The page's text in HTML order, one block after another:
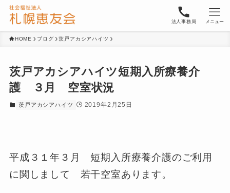
法人事務局 メニュー
HOME ブログ 茨戸アカシアハイツ
茨戸アカシアハイツ短期入所療養介
護 ３月 空室状況
茨戸アカシアハイツ 2019年2月25日
平成３１年３月 短期入所療養介護のご利用
に関しまして 若干空室あります。